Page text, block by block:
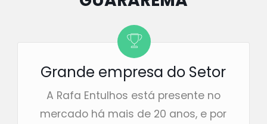
Grande empresa do Setor
A Rafa Entulhos está presente no
mercado há mais de 20 anos, e por